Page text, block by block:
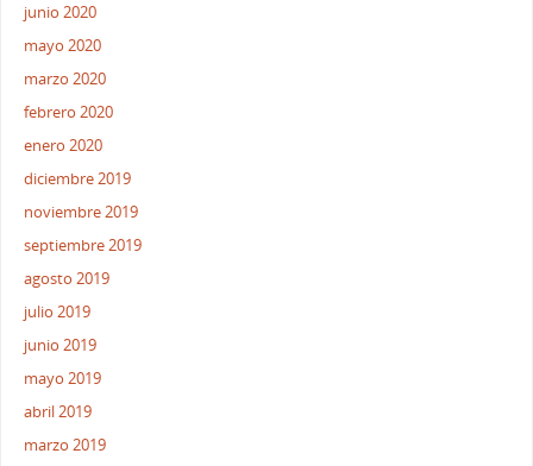
junio 2020
mayo 2020
marzo 2020
febrero 2020
enero 2020
diciembre 2019
noviembre 2019
septiembre 2019
agosto 2019
julio 2019
junio 2019
mayo 2019
abril 2019
marzo 2019